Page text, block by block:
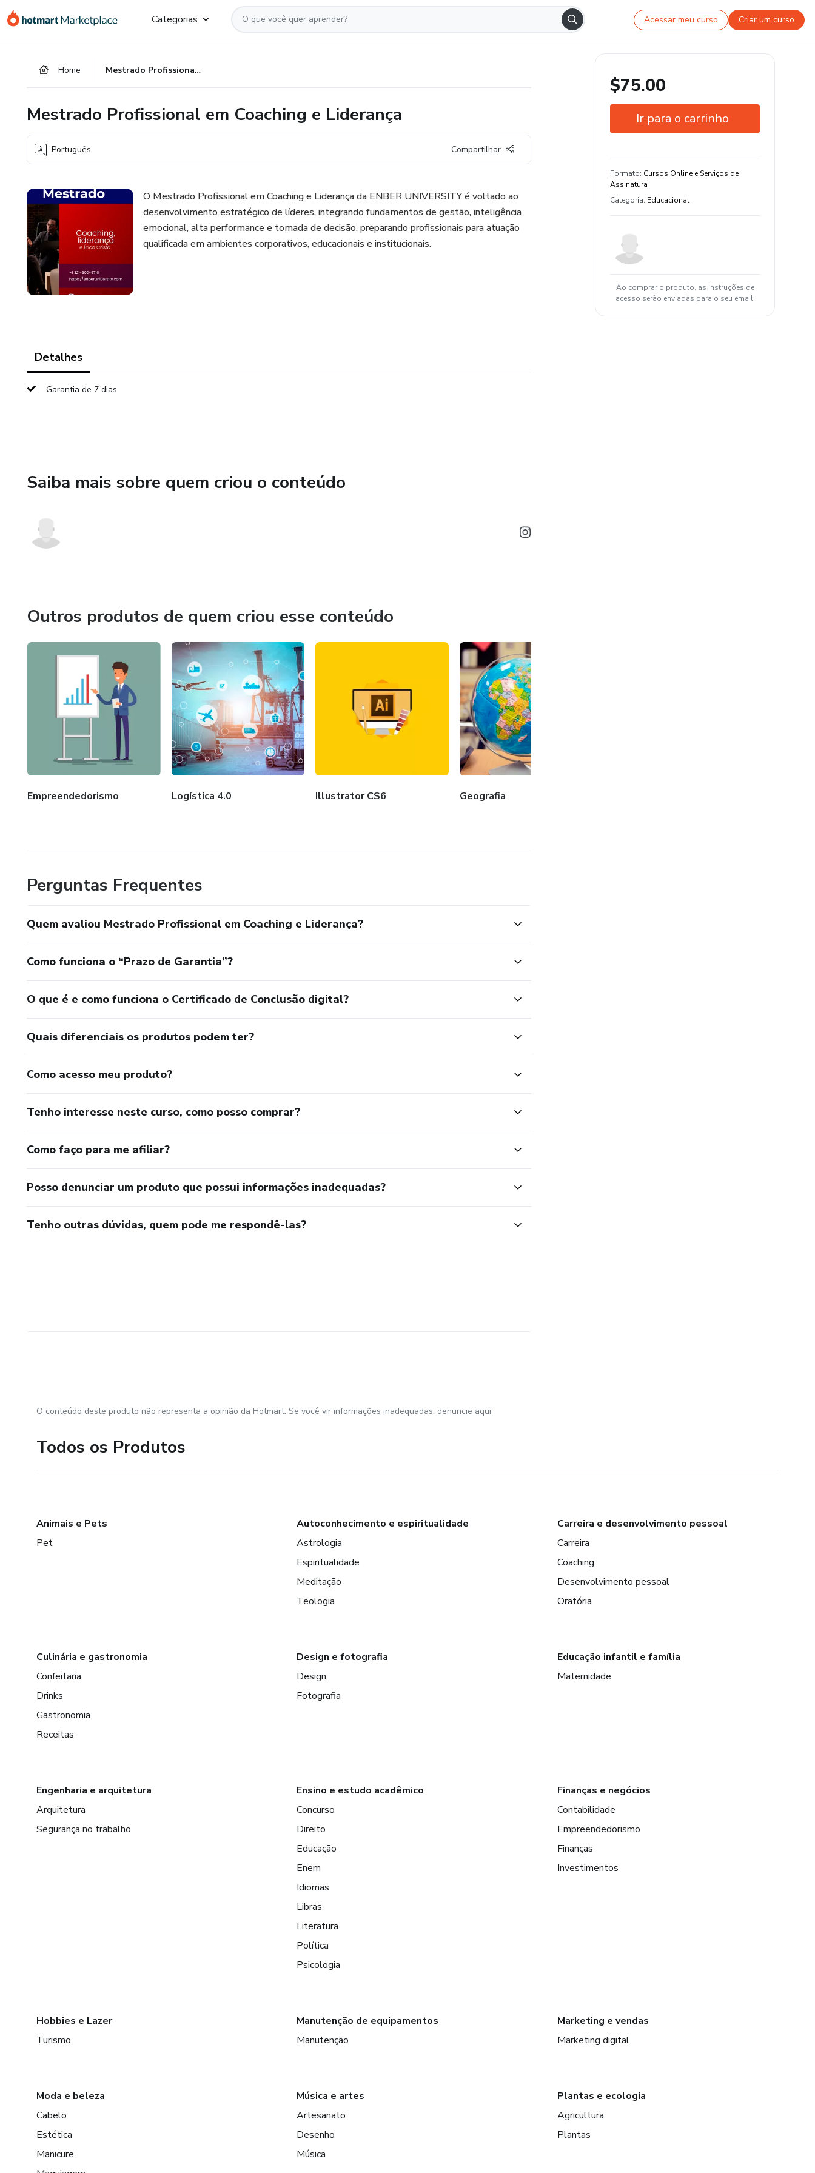
para
para
para
Categorias Acessar meu curso Criar um curso
Home Mestrado Profissional em Coaching e Liderança
Mestrado Profissional em Coaching e Liderança
Português Compartilhar
O Mestrado Profissional em Coaching e Liderança da ENBER UNIVERSITY é voltado ao
desenvolvimento estratégico de líderes, integrando fundamentos de gestão, inteligência
emocional, alta performance e tomada de decisão, preparando profissionais para atuação
qualificada em ambientes corporativos, educacionais e institucionais.
Detalhes
Garantia de 7 dias
Saiba mais sobre quem criou o conteúdo
Outros produtos de quem criou esse conteúdo
Empreendedorismo Logística 4.0 Illustrator CS6 Geografia
Perguntas Frequentes
Quem avaliou Mestrado Profissional em Coaching e Liderança?
Como funciona o “Prazo de Garantia”?
O que é e como funciona o Certificado de Conclusão digital?
Quais diferenciais os produtos podem ter?
Como acesso meu produto?
Tenho interesse neste curso, como posso comprar?
Como faço para me afiliar?
Posso denunciar um produto que possui informações inadequadas?
Tenho outras dúvidas, quem pode me respondê-las?
$75.00
Ir para o carrinho
Formato: Cursos Online e Serviços de
Assinatura
Categoria: Educacional
Ao comprar o produto, as instruções de
acesso serão enviadas para o seu email.
O conteúdo deste produto não representa a opinião da Hotmart. Se você vir informações inadequadas, denuncie aqui
Todos os Produtos
Animais e Pets
Pet
Autoconhecimento e espiritualidade
Astrologia
Espiritualidade
Meditação
Teologia
Carreira e desenvolvimento pessoal
Carreira
Coaching
Desenvolvimento pessoal
Oratória
Culinária e gastronomia
Confeitaria
Drinks
Gastronomia
Receitas
Design e fotografia
Design
Fotografia
Educação infantil e família
Maternidade
Engenharia e arquitetura
Arquitetura
Segurança no trabalho
Ensino e estudo acadêmico
Concurso
Direito
Educação
Enem
Idiomas
Libras
Literatura
Política
Psicologia
Finanças e negócios
Contabilidade
Empreendedorismo
Finanças
Investimentos
Hobbies e Lazer
Turismo
Manutenção de equipamentos
Manutenção
Marketing e vendas
Marketing digital
Moda e beleza
Cabelo
Estética
Manicure
Música e artes
Artesanato
Desenho
Música
Plantas e ecologia
Agricultura
Plantas